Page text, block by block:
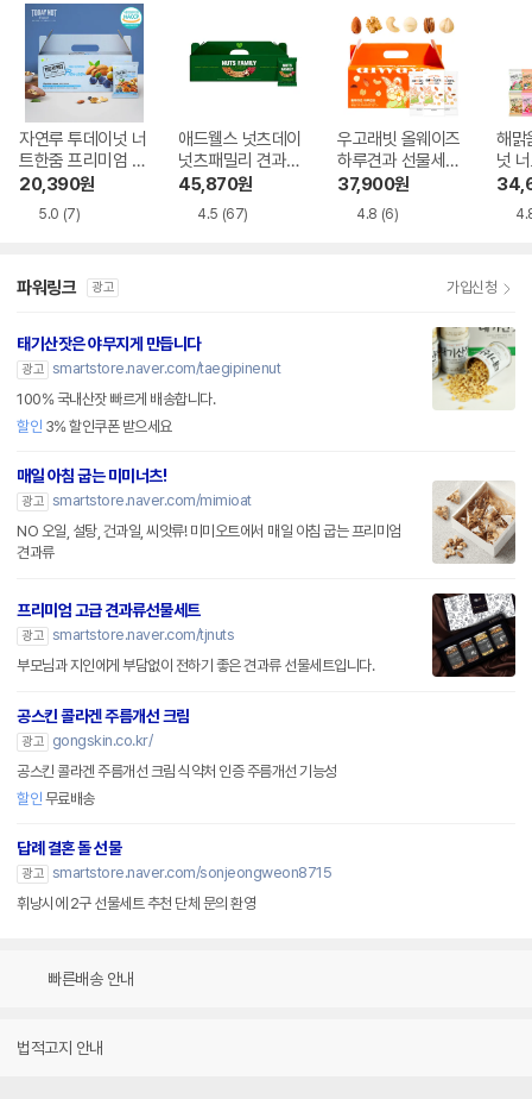
자연루 투데이넛 너
트한줌 프리미엄 선
물세트 20g 30개
20,390원
5.0 (7)
애드웰스 넛츠데이
넛츠패밀리 견과세
트 20g 30개입
45,870원
4.5 (67)
우고래빗 올웨이즈
하루견과 선물세트
20g 50개입
37,900원
4.8 (6)
해맑
넛
선
개
파워링크 광고 가입신청
태기산잣은 야무지게 만듭니다
광고 smartstore.naver.com/taegipinenut
100% 국내산잣 빠르게 배송합니다.
할인 3% 할인쿠폰 받으세요
매일 아침 굽는 미미너츠!
광고 smartstore.naver.com/mimioat
NO 오일, 설탕, 건과일, 씨앗류! 미미오트에서 매일 아침 굽는 프리미엄
견과류
프리미엄 고급 견과류선물세트
광고 smartstore.naver.com/tjnuts
부모님과 지인에게 부담없이 전하기 좋은 견과류 선물세트입니다.
공스킨 콜라겐 주름개선 크림
광고
gongskin.co.kr/
공스킨 콜라겐 주름개선 크림 식약처 인증 주름개선 기능성
할인 무료배송
답례 결혼 돌 선물
광고 smartstore.naver.com/sonjeongweon8715
휘낭시에 2구 선물세트 추천 단체 문의 환영
빠른배송 안내
법적고지 안내